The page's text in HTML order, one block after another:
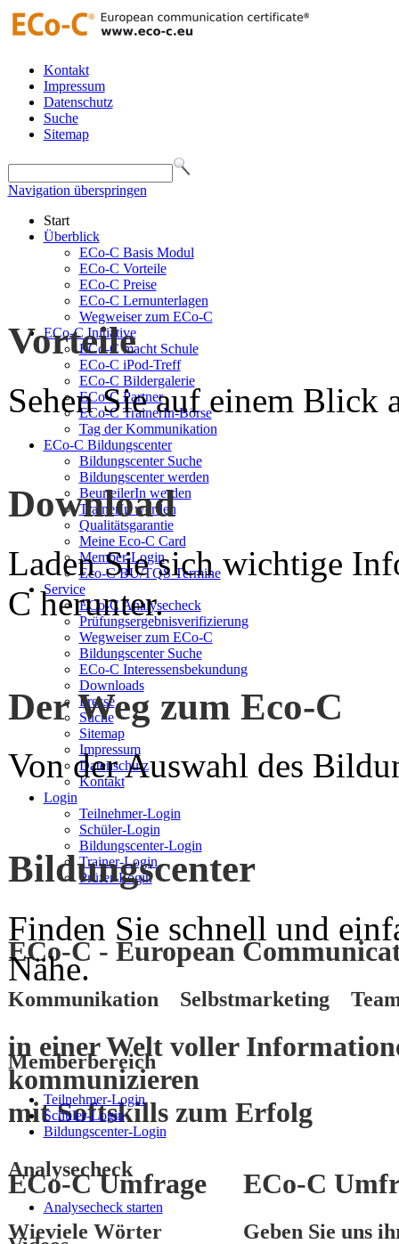
Kontakt
Impressum
Datenschutz
Suche
Sitemap
Navigation überspringen
Start
Überblick
ECo-C Basis Modul
ECo-C Vorteile
ECo-C Preise
ECo-C Lernunterlagen
Wegweiser zum ECo-C
ECo-C Initiative
ECo-C macht Schule
ECo-C iPod-Treff
ECo-C Bildergalerie
ECo-C Partner
ECo-C TrainerIn-Börse
Tag der Kommunikation
ECo-C Bildungscenter
Bildungscenter Suche
Bildungscenter werden
BeurteilerIn werden
TrainerIn werden
Qualitätsgarantie
Meine Eco-C Card
Member-Login
Eco-C BU/TQS Termine
Service
ECo-C Analysecheck
Prüfungsergebnisverifizierung
Wegweiser zum ECo-C
Bildungscenter Suche
ECo-C Interessensbekundung
Downloads
Presse
Suche
Sitemap
Impressum
Datenschutz
Kontakt
Login
Teilnehmer-Login
Schüler-Login
Bildungscenter-Login
Trainer-Login
Prüfer-Login
ECo-C - European
Kommunikation Selbstmarketing
in einer Welt voller
kommunizieren
mitSoftskillszum Erfolg
ECo-C Umfrage
Wieviele Wörter
ECo-C
Geben Sie uns
Vorteile
Sehen Sie auf einem Blick
Download
Laden Sie sich wichtige
C herunter.
Der Weg zum Eco-C
Von der Auswahl des
Bildungscenter
Finden Sie schnell und
Nähe.
Memberbereich
Teilnehmer-Login
Schüler-Login
Bildungscenter-Login
Analysecheck
Analysecheck starten